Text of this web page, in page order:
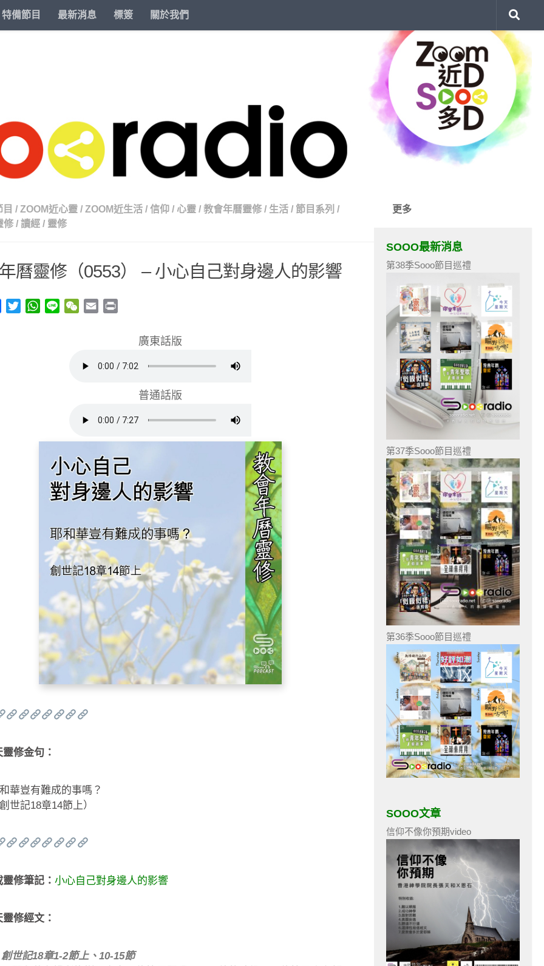
特備節目 最新消息 標簽 關於我們
/ ZOOM近心靈 / ZOOM近生活 / 信仰 / 心靈 / 教會年曆靈修 / 生活 / 節目系列 /
修 / 讀經 / 靈修
曆靈修（0553） – 小心自己對身邊人的影響
Facebook
TwitterWhatsApp
Line WeChat
Email
廣東話版
普通話版
修金句：
華豈有難成的事嗎？
世記18章14節上）
靈修筆記：小心自己對身邊人的影響
修經文：
創世記18章1-2節上、10-15節
更多
SOOO最新消息
第38季Sooo節目巡禮
第37季Sooo節目巡禮
第36季Sooo節目巡禮
SOOO文章
信仰不像你預期video